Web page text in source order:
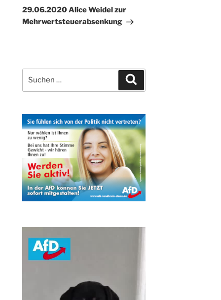
Beitrag
29.06.2020 Alice Weidel zur
Mehrwertsteuerabsenkung
nach: